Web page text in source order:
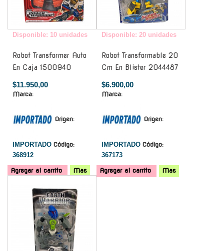
Disponible: 10 unidades
Robot Transformer Auto
En Caja 1500940
$11.950,00
Marca:
Origen:
IMPORTADO Código:
368912
Agregar al carrito Mas
Disponible: 20 unidades
Robot Transformable 20
Cm En Blister 2044487
$6.900,00
Marca:
Origen:
IMPORTADO Código:
367173
Agregar al carrito
Mas